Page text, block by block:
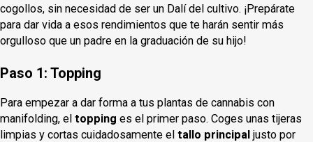
cogollos, sin necesidad de ser un Dalí del cultivo. ¡Prepárate
para dar vida a esos rendimientos que te harán sentir más
orgulloso que un padre en la graduación de su hijo!
Paso 1: Topping
Para empezar a dar forma a tus plantas de cannabis con
manifolding, el topping es el primer paso. Coges unas tijeras
limpias y cortas cuidadosamente el tallo principal justo por